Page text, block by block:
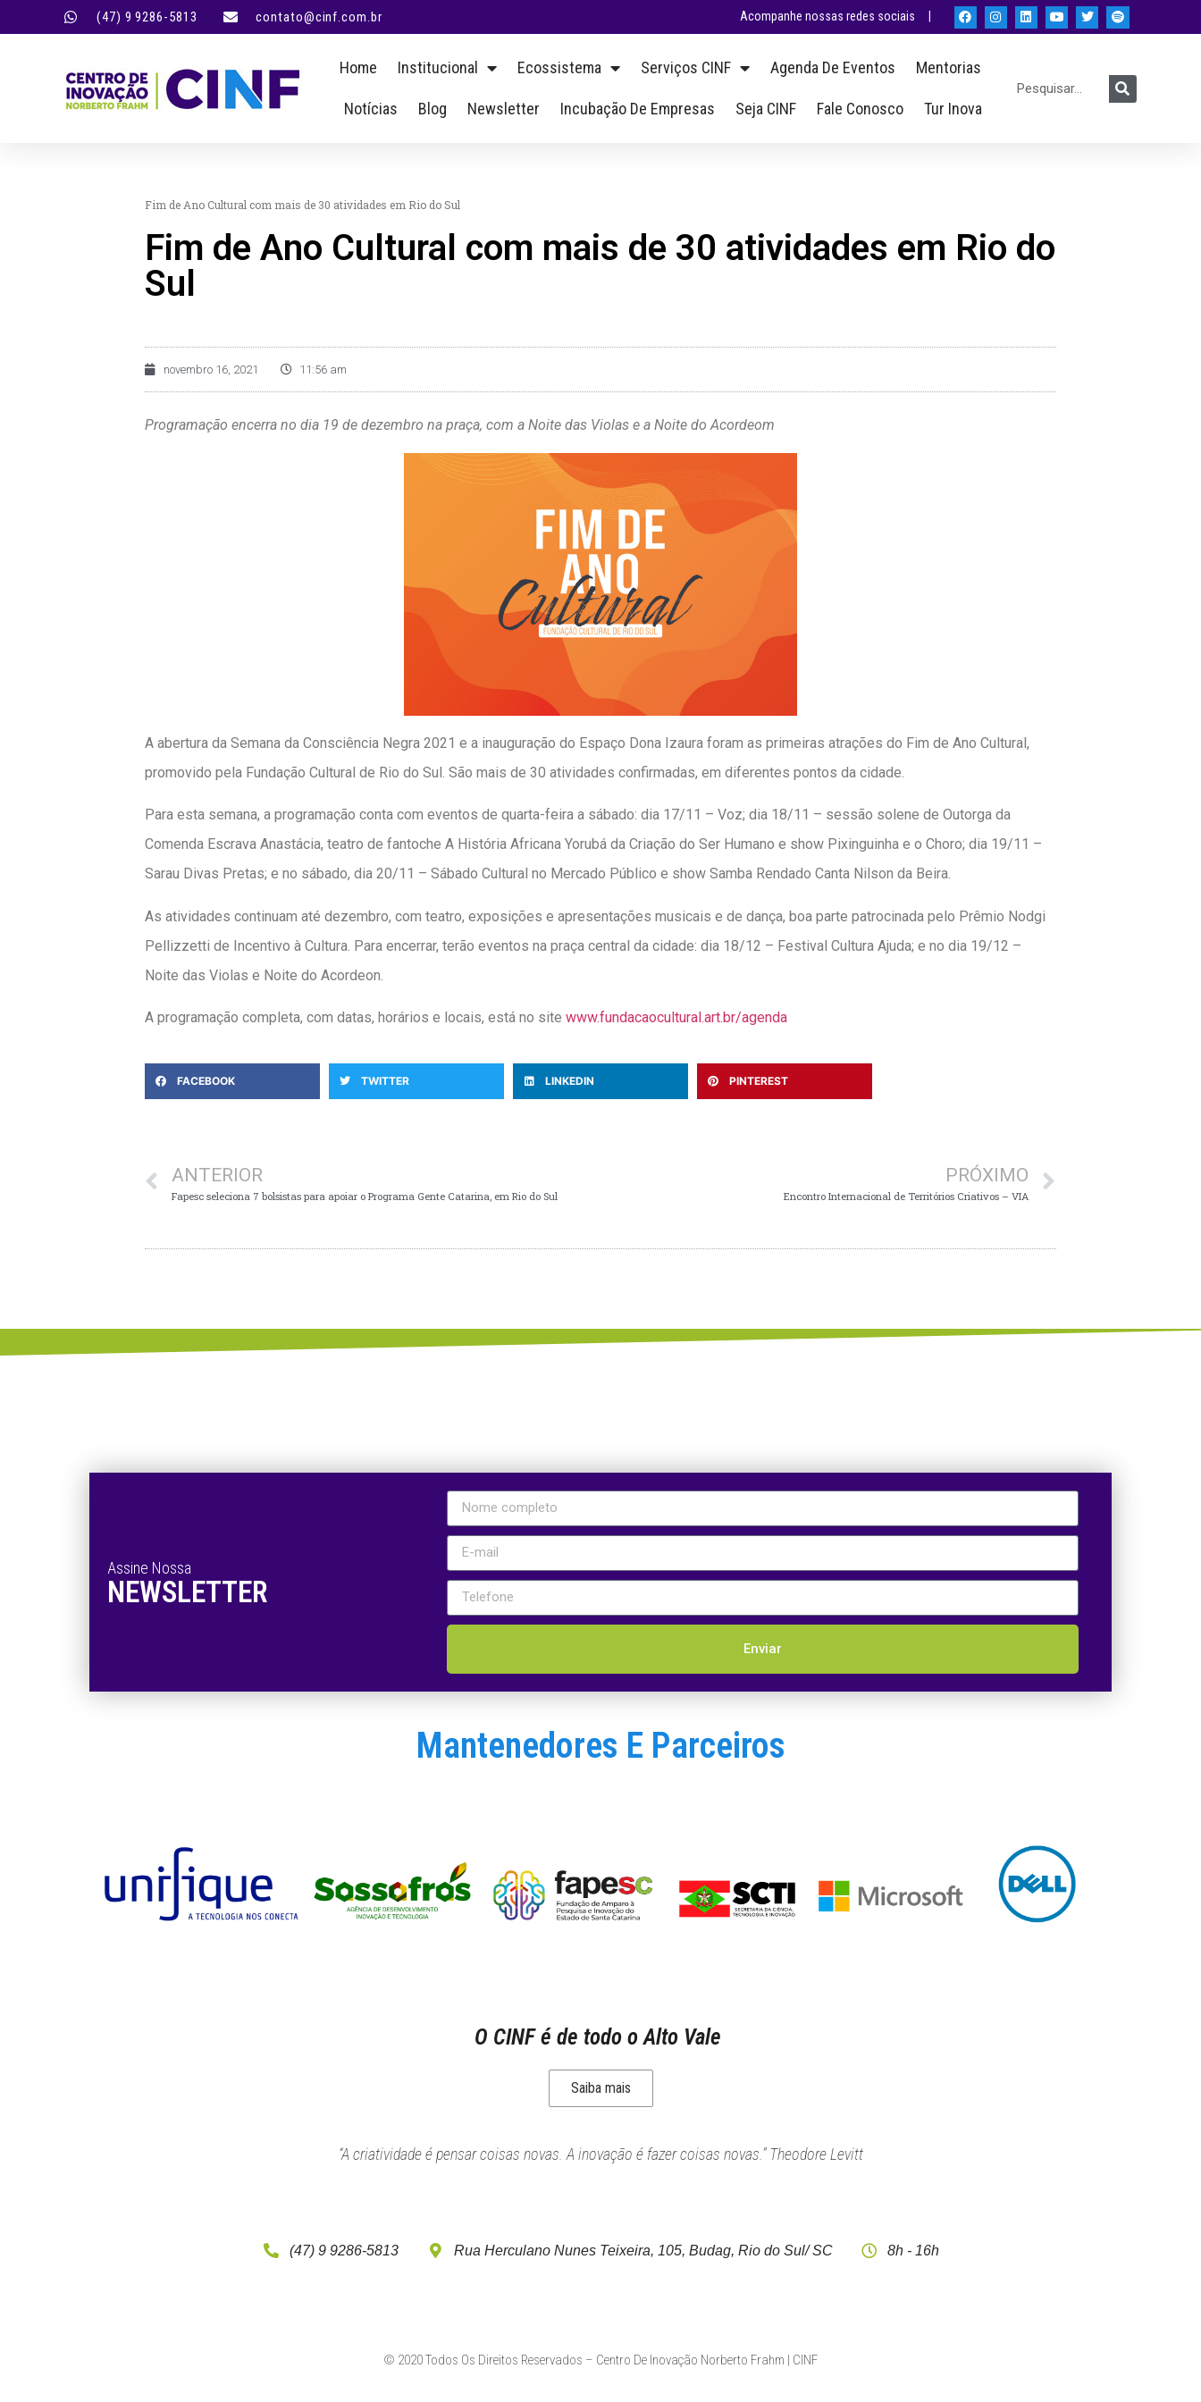
(47) 9 9286-5813 contato@cinf.com.br Acompanhe nossas redes sociais |
Home Institucional Ecossistema Serviços CINF Agenda De Eventos Mentorias
Notícias Blog Newsletter Incubação De Empresas Seja CINF Fale Conosco Tur Inova
Fim de Ano Cultural com mais de 30 atividades em Rio do Sul
Fim de Ano Cultural com mais de 30 atividades em Rio do
Sul
novembro 16, 2021 11:56 am
Programação encerra no dia 19 de dezembro na praça, com a Noite das Violas e a Noite do Acordeom
A abertura da Semana da Consciência Negra 2021 e a inauguração do Espaço Dona Izaura foram as primeiras atrações do Fim de Ano Cultural,
promovido pela Fundação Cultural de Rio do Sul. São mais de 30 atividades confirmadas, em diferentes pontos da cidade.
Para esta semana, a programação conta com eventos de quarta-feira a sábado: dia 17/11 – Voz; dia 18/11 – sessão solene de Outorga da
Comenda Escrava Anastácia, teatro de fantoche A História Africana Yorubá da Criação do Ser Humano e show Pixinguinha e o Choro; dia 19/11 –
Sarau Divas Pretas; e no sábado, dia 20/11 – Sábado Cultural no Mercado Público e show Samba Rendado Canta Nilson da Beira.
As atividades continuam até dezembro, com teatro, exposições e apresentações musicais e de dança, boa parte patrocinada pelo Prêmio Nodgi
Pellizzetti de Incentivo à Cultura. Para encerrar, terão eventos na praça central da cidade: dia 18/12 – Festival Cultura Ajuda; e no dia 19/12 –
Noite das Violas e Noite do Acordeon.
A programação completa, com datas, horários e locais, está no site www.fundacaocultural.art.br/agenda
FACEBOOK TWITTER LINKEDIN PINTEREST
ANTERIOR
Fapesc seleciona 7 bolsistas para apoiar o Programa Gente Catarina, em Rio do Sul
PRÓXIMO
Encontro Internacional de Territórios Criativos – VIA
Assine Nossa
NEWSLETTER
Enviar
Mantenedores E Parceiros
O CINF é de todo o Alto Vale
Saiba mais
“A criatividade é pensar coisas novas. A inovação é fazer coisas novas.” Theodore Levitt
(47) 9 9286-5813 Rua Herculano Nunes Teixeira, 105, Budag, Rio do Sul/ SC 8h - 16h
© 2020 Todos Os Direitos Reservados – Centro De Inovação Norberto Frahm | CINF